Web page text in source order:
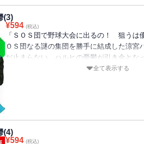
(3)
¥594 (税込)
「ＳＯＳ団で野球大会に出るの！ 狙うは
ＯＳ団なる謎の集団を勝手に結成した涼宮
だ止まらない。ハルヒの憂鬱が引き金とな
による世界消滅の危機が回避されたのも束
全て表示する
(4)
¥594 (税込)